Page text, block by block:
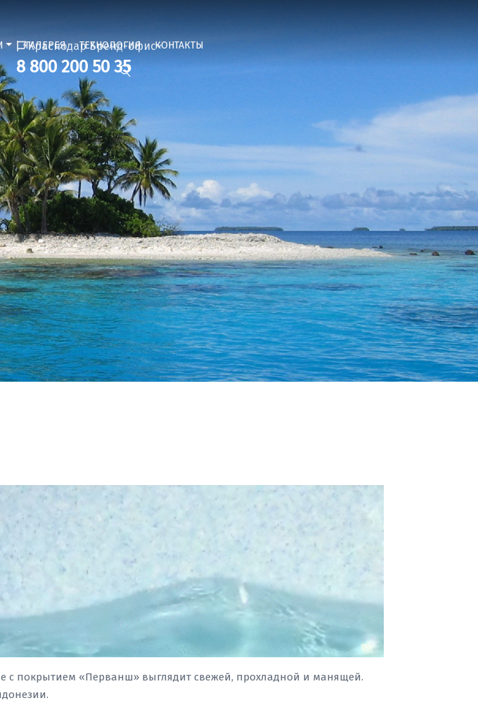
ГАЛЕРЕЯ ТЕХНОЛОГИЯ КОНТАКТЫ
Краснодар Бренд-офис
8 800 200 50 35
с покрытием «Перванш» выглядит свежей, прохладной и манящей.